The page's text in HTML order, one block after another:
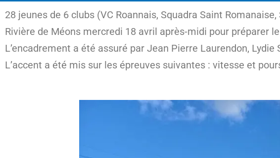
28 jeunes de 6 clubs (VC Roannais, Squadra Saint
Rivière de Méons mercredi 18 avril après-midi pour préparer
L’encadrement a été assuré par Jean Pierre Laurendon,
L’accent a été mis sur les épreuves suivantes : vitesse et